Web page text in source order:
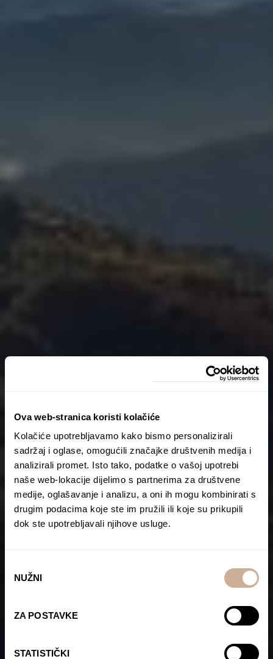
Ova web-stranica koristi kolačiće
Kolačiće upotrebljavamo kako bismo personalizirali
sadržaj i oglase, omogućili značajke društvenih medija i
analizirali promet. Isto tako, podatke o vašoj upotrebi
naše web-lokacije dijelimo s partnerima za društvene
medije, oglašavanje i analizu, a oni ih mogu kombinirati s
drugim podacima koje ste im pružili ili koje su prikupili
dok ste upotrebljavali njihove usluge.
pristanka
NUŽNI
ZA POSTAVKE
STATISTIČKI